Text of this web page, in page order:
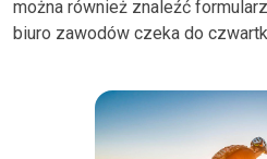
można również znaleźć
biuro zawodów czeka do